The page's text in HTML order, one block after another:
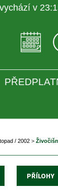
vychází v
/ 2002 >
PŘÍLOHY